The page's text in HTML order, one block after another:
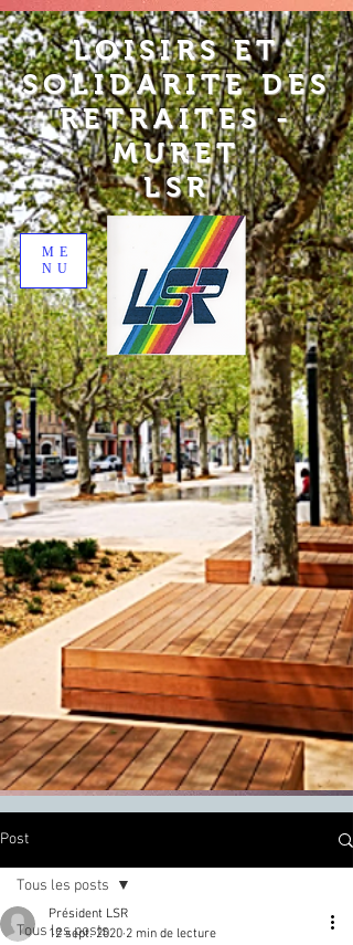
LOISIRS ET
SOLIDARITE DES
RETRAITES -
MURET
LSR
ME
NU
Post
Tous les posts
Tous les posts
Président LSR
12 sept. 2020 2 min de lecture